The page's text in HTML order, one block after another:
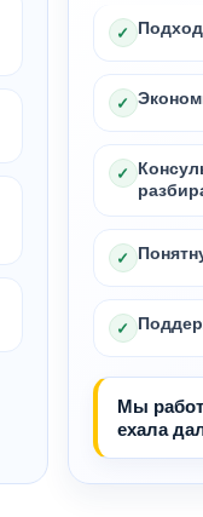
✓
✓
✓
✓
✓
Мы
ехала